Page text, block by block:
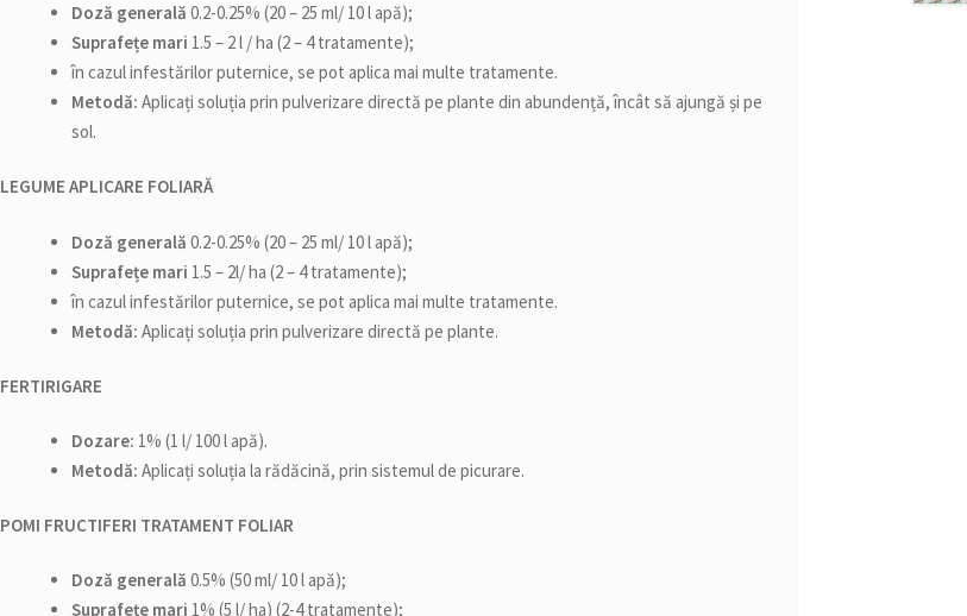
Doză generală 0.2-0.25% (20 – 25 ml/ 10 l apă);
Suprafețe mari 1.5 – 2 l / ha (2 – 4 tratamente);
în cazul infestărilor puternice, se pot aplica mai multe tratamente.
Metodă: Aplicați soluția prin pulverizare directă pe plante din abundență, încât să ajungă și pe
sol.
LEGUMEAPLICARE FOLIARĂ
Doză generală 0.2-0.25% (20 – 25 ml/ 10 l apă);
Suprafețe mari 1.5 – 2l/ ha (2 – 4 tratamente);
în cazul infestărilor puternice, se pot aplica mai multe tratamente.
Metodă: Aplicați soluția prin pulverizare directă pe plante.
FERTIRIGARE
Dozare: 1% (1 l/ 100 l apă).
Metodă: Aplicați soluția la rădăcină, prin sistemul de picurare.
POMI FRUCTIFERI TRATAMENT FOLIAR
Doză generală 0.5% (50 ml/ 10 l apă);
Suprafețe mari 1% (5 l/ ha) (2-4 tratamente);